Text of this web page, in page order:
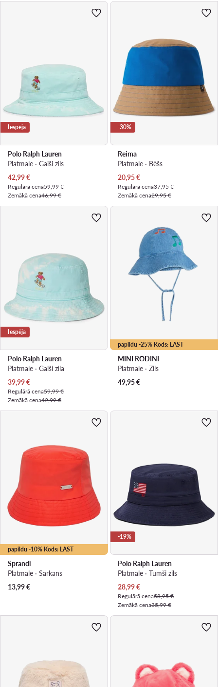
Iespēja
Polo Ralph Lauren
Platmale · Gaiši zils
Pašreizējā cena
42,99€
Regulārā cena59,99 €
Zemākā cena46,99 €
-30%
Reima
Platmale · Bēšs
Pašreizējā cena
20,95€
Regulārā cena37,95 €
Zemākā cena29,95 €
Iespēja
Polo Ralph Lauren
Platmale · Gaiši zila
Pašreizējā cena
39,99€
Regulārā cena59,99 €
Zemākā cena42,99 €
papildu -25% Kods: LAST
MINI RODINI
Platmale · Zils
49,95€
papildu -10% Kods: LAST
Sprandi
Platmale · Sarkans
13,99€
-19%
Polo Ralph Lauren
Platmale · Tumši zils
Pašreizējā cena
28,99€
Regulārā cena58,95 €
Zemākā cena35,99 €